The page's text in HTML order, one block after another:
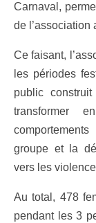
Carnaval,
de l’association
Ce faisant,
les périodes
public
transformer
groupe et la
vers les
Au total, 478
pendant les 3